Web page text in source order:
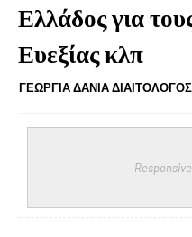
Ελλάδος για
Ευεξίας κλπ
ΓΕΩΡΓΙΑ ΔΑΝΙΑ